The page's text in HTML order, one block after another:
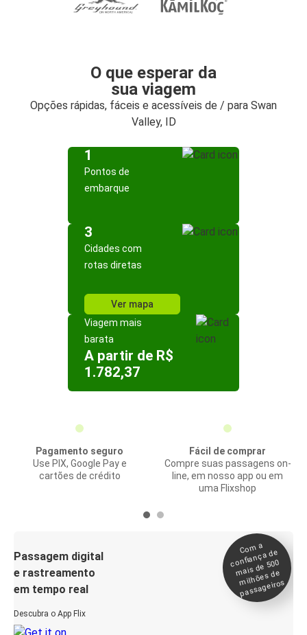
O que esperar da
sua viagem
Opções rápidas, fáceis e acessíveis de / para Swan
Valley, ID
1
Pontos de
embarque
3
Cidades com
rotas diretas
Ver mapa
Viagem mais
barata
A partir de R$
1.782,37
Pagamento seguro
Use PIX, Google Pay e
cartões de crédito
Fácil de comprar
Compre suas passagens on-
line, em nosso app ou em
uma Flixshop
Passagem digital
e rastreamento
em tempo real
Descubra o App Flix
Co
m a
confiança de
mais de 500
milhões de
passageiros